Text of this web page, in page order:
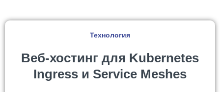
Технология
Веб-хостинг для Kubernetes
Ingress и Service Meshes